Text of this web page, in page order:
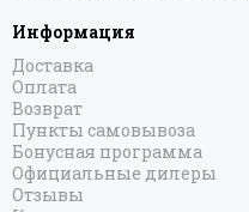
Информация
Доставка
Оплата
Возврат
Пункты самовывоза
Бонусная программа
Официальные дилеры
Отзывы